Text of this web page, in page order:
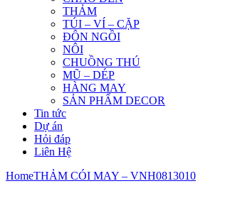
THẢM
TÚI – VÍ – CẶP
ĐÔN NGỒI
NÔI
CHUỒNG THÚ
MŨ – DÉP
HÀNG MAY
SẢN PHẨM DECOR
Tin tức
Dự án
Hỏi đáp
Liên Hệ
HomeTHẢM CÓI MAY – VNH0813010